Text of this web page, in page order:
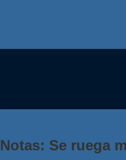
Notas: Se ruega